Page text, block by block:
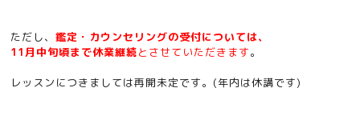
ただし、鑑定・カウンセリングの受付については、
11月中旬頃まで休業継続とさせていただきます。
レッスンにつきましては再開未定です。(年内は休講です)